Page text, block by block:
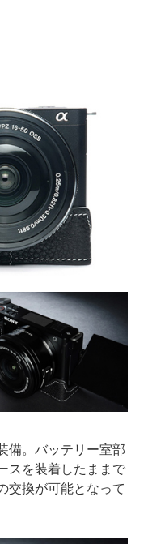
備。バッテリー室部
スを装着したままで
交換が可能となって